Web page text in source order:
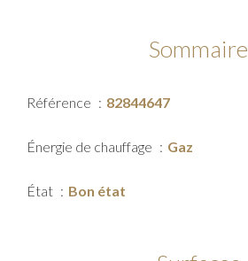
Sommaire
Référence 82844647
Énergie de chauffage Gaz
État Bon état